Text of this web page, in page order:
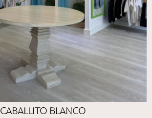
CABALLITO BLANCO